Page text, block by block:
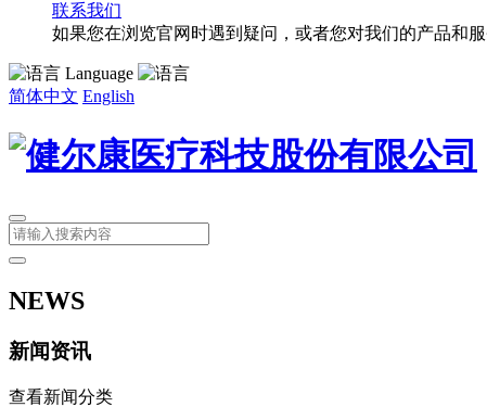
联系我们
如果您在浏览官网时遇到疑问，或者您对我们的产品和
Language
简体中文 English
NEWS
新闻资讯
查看新闻分类